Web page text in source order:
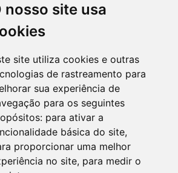
nosso site usa
site utiliza cookies e outras
de rastreamento para
sua experiência de
para os seguintes
para ativar a
básica do site,
proporcionar uma melhor
no site, para medir o
PRINCIPIO
GRANDE DO SUL
e das 13h às 17h30, de segunda a
nas sextas-feiras das 7h às 13h